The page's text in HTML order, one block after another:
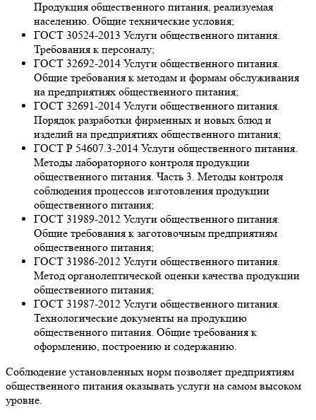
Продукция общественного питания, реализуемая
населению. Общие технические условия;
ГОСТ 30524-2013 Услуги общественного питания.
Требования к персоналу;
ГОСТ 32692-2014 Услуги общественного питания.
Общие требования к методам и формам обслуживания
на предприятиях общественного питания;
ГОСТ 32691-2014 Услуги общественного питания.
Порядок разработки фирменных и новых блюд и
изделий на предприятиях общественного питания;
ГОСТ Р 54607.3-2014 Услуги общественного питания.
Методы лабораторного контроля продукции
общественного питания. Часть 3. Методы контроля
соблюдения процессов изготовления продукции
общественного питания;
ГОСТ 31989-2012 Услуги общественного питания.
Общие требования к заготовочным предприятиям
общественного питания;
ГОСТ 31986-2012 Услуги общественного питания.
Метод органолептической оценки качества продукции
общественного питания;
ГОСТ 31987-2012 Услуги общественного питания.
Технологические документы на продукцию
общественного питания. Общие требования к
оформлению, построению и содержанию.
Соблюдение установленных норм позволяет предприятиям
общественного питания оказывать услуги на самом высоком
уровне.